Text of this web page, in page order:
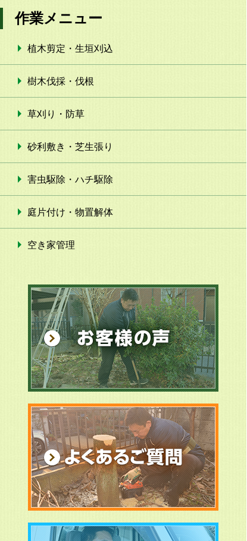
作業メニュー
植木剪定・生垣刈込
樹木伐採・伐根
草刈り・防草
砂利敷き・芝生張り
害虫駆除・ハチ駆除
庭片付け・物置解体
空き家管理